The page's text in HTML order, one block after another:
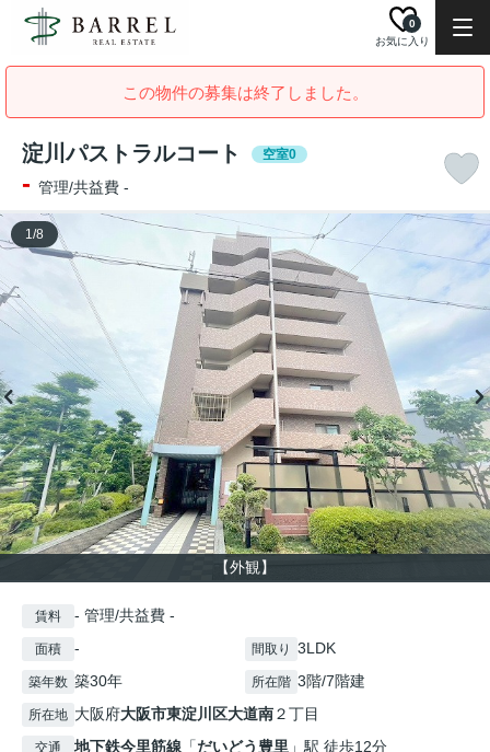
お気に入り
0
この物件の募集は終了しました。
淀川パストラルコート 空室0
- 管理/共益費 -
【外観】
1/8
賃料 - 管理/共益費 -
面積 - 間取り 3LDK
築年数 築30年 所在階 3階/7階建
所在地 大阪府大阪市東淀川区大道南２丁目
交通 地下鉄今里筋線 「だいどう豊里 」駅 徒歩12分